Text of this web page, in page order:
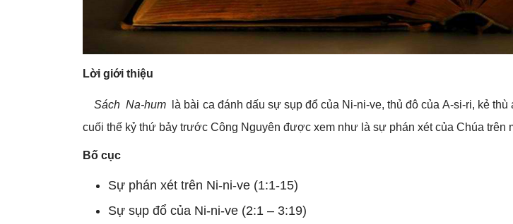
Lời giới thiệu
Sách Na-hum là bài ca đánh dấu sự sụp đổ của Ni-ni-ve, thủ đô của A-si-ri, kẻ
cuối thế kỷ thứ bảy trước Công Nguyên được xem như là sự phán xét của Chúa trên
Bố cục
Sự phán xét trên Ni-ni-ve (1:1-15)
Sự sụp đổ của Ni-ni-ve (2:1 – 3:19)